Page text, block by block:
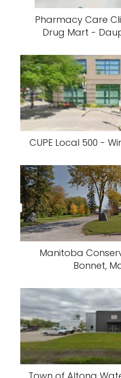
Pharmacy Care
Drug Mart -
CUPE Local 500 -
Manitoba
Bonnet,